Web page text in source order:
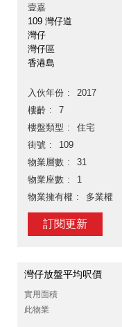
壹嘉
109 灣仔道
灣仔
灣仔區
香港島
入伙年份
2017
樓齡
7
樓盤類型
住宅
街號
109
物業層數
31
物業座數
1
物業擁有權
多業權
訂閱更新
灣仔放盤平均呎價
實用面積
此物業